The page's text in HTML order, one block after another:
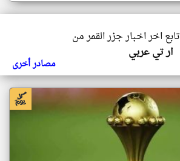
تابع اخر اخبار جزر القمر من
ار تي عربي
مصادر أخرى